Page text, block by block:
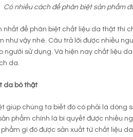
Có nhiều cách để phân biệt sản phẩm
nhất để phân biệt chất liệu da thật thì
như vậy nhé. Câu trả lời được nhiều
sử dụng. Và hiện nay chất liệu
da.
da bò thật
giúp chúng ta biết đó có phải là dòng
phẩm chính là bí quyết được nhiều
gì đó được sản xuất từ chất liệu